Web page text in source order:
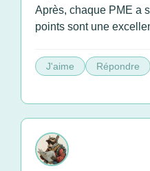
Après, chaque PME a
points sont une
J'aime Répondre